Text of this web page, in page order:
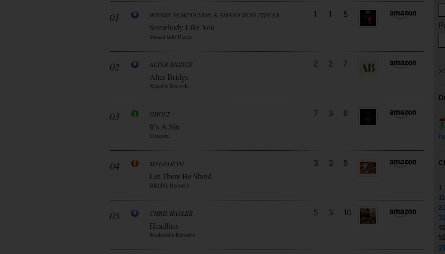
01 WITHIN TEMPTATION & SMASH INTO PIECES
Somebody Like You
Smash Into Pieces
1 1 5
02 ALTER BRIDGE
Alter Bridge
Napalm Records
2 2 7
03 GHOST
It’s A Sin
Concord
7 3 6
04 MEGADETH
Let There Be Shred
Blkllblk Records
3 3 8
05 CHRIS HASLER
Headlites
Rockafella Records
5 3 10
1
11
21
31
41
51